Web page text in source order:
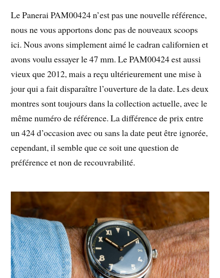
Le Panerai PAM00424 n’est pas une nouvelle référence,
nous ne vous apportons donc pas de nouveaux scoops
ici. Nous avons simplement aimé le cadran californien et
avons voulu essayer le 47 mm. Le PAM00424 est aussi
vieux que 2012, mais a reçu ultérieurement une mise à
jour qui a fait disparaître l’ouverture de la date. Les deux
montres sont toujours dans la collection actuelle, avec le
même numéro de référence. La différence de prix entre
un 424 d’occasion avec ou sans la date peut être ignorée,
cependant, il semble que ce soit une question de
préférence et non de recouvrabilité.